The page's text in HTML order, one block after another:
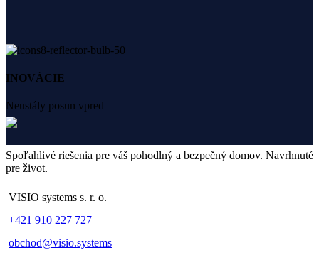
INOVÁCIE
Neustály posun vpred
Spoľahlivé riešenia pre váš pohodlný a bezpečný domov. Navrhnuté
pre život.
VISIO systems s. r. o.
+421 910 227 727
obchod@visio.systems